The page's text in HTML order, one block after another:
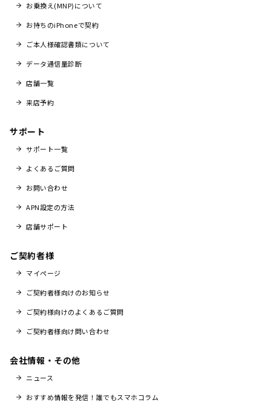
お乗換え(MNP)について
お持ちのiPhoneで契約
ご本人様確認書類について
データ通信量診断
店舗一覧
来店予約
サポート
サポート一覧
よくあるご質問
お問い合わせ
APN設定の方法
店舗サポート
ご契約者様
マイページ
ご契約者様向けのお知らせ
ご契約様向けのよくあるご質問
ご契約者様向け問い合わせ
会社情報・その他
ニュース
おすすめ情報を発信！誰でもスマホコラム